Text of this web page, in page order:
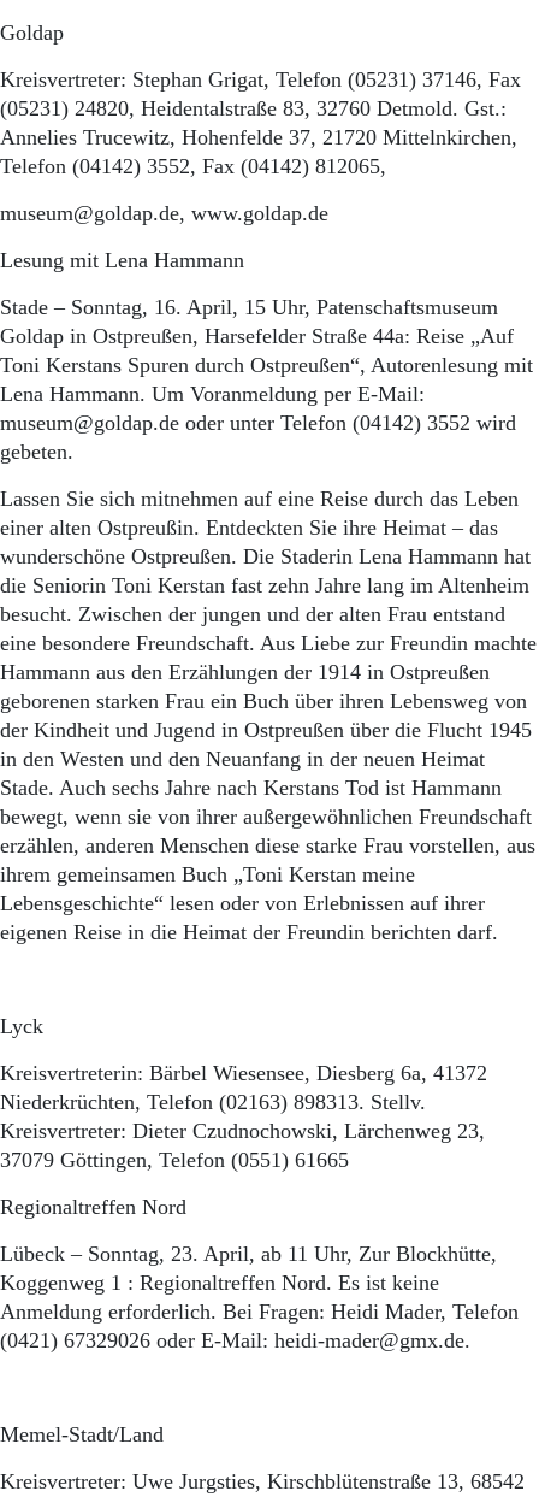
Goldap
Kreisvertreter: Stephan Grigat, Telefon (05231) 37146, Fax
(05231) 24820, Heidentalstraße 83, 32760 Detmold. Gst.:
Annelies Trucewitz, Hohenfelde 37, 21720 Mittelnkirchen,
Telefon (04142) 3552, Fax (04142) 812065,
museum@goldap.de, www.goldap.de
Lesung mit Lena Hammann
Stade – Sonntag, 16. April, 15 Uhr, Patenschaftsmuseum
Goldap in Ostpreußen, Harsefelder Straße 44a: Reise „Auf
Toni Kerstans Spuren durch Ostpreußen“, Autorenlesung mit
Lena Hammann. Um Voranmeldung per E-Mail:
museum@goldap.de oder unter Telefon (04142) 3552 wird
gebeten.
Lassen Sie sich mitnehmen auf eine Reise durch das Leben
einer alten Ostpreußin. Entdeckten Sie ihre Heimat – das
wunderschöne Ostpreußen. Die Staderin Lena Hammann hat
die Seniorin Toni Kerstan fast zehn Jahre lang im Altenheim
besucht. Zwischen der jungen und der alten Frau entstand
eine besondere Freundschaft. Aus Liebe zur Freundin machte
Hammann aus den Erzählungen der 1914 in Ostpreußen
geborenen starken Frau ein Buch über ihren Lebensweg von
der Kindheit und Jugend in Ostpreußen über die Flucht 1945
in den Westen und den Neuanfang in der neuen Heimat
Stade. Auch sechs Jahre nach Kerstans Tod ist Hammann
bewegt, wenn sie von ihrer außergewöhnlichen Freundschaft
erzählen, anderen Menschen diese starke Frau vorstellen, aus
ihrem gemeinsamen Buch „Toni Kerstan meine
Lebensgeschichte“ lesen oder von Erlebnissen auf ihrer
eigenen Reise in die Heimat der Freundin berichten darf.
Lyck
Kreisvertreterin: Bärbel Wiesensee, Diesberg 6a, 41372
Niederkrüchten, Telefon (02163) 898313. Stellv.
Kreisvertreter: Dieter Czudnochowski, Lärchenweg 23,
37079 Göttingen, Telefon (0551) 61665
Regionaltreffen Nord
Lübeck – Sonntag, 23. April, ab 11 Uhr, Zur Blockhütte,
Koggenweg 1 : Regionaltreffen Nord. Es ist keine
Anmeldung erforderlich. Bei Fragen: Heidi Mader, Telefon
(0421) 67329026 oder E-Mail: heidi-mader@gmx.de.
Memel-Stadt/Land
Kreisvertreter: Uwe Jurgsties, Kirschblütenstraße 13, 68542